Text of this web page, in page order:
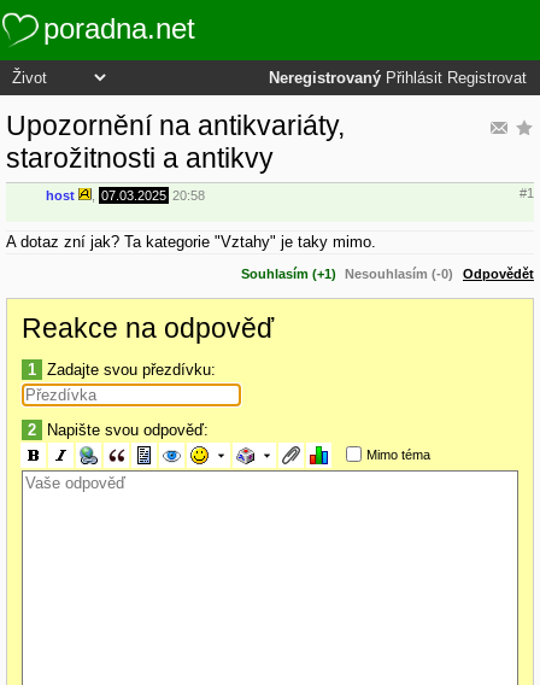
poradna.net
Neregistrovaný Přihlásit Registrovat
Upozornění na antikvariáty,
starožitnosti a antikvy
host 07.03.2025 20:58 #1
A dotaz zní jak? Ta kategorie "Vztahy" je taky mimo.
Souhlasím (+1) Nesouhlasím (-0) Odpovědět
Reakce na odpověď
1 Zadajte svou přezdívku:
2 Napište svou odpověď:
Mimo téma